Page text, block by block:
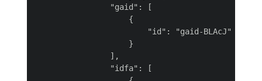
                "gaid": [
                    {
                        "id": "gaid-BLAcJ"
                    }
                ],
                "idfa": [